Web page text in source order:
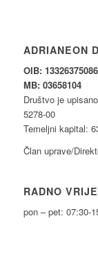
ADRIANEON
OIB: 13326375086
MB: 03658104
Društvo je
5278-00
Temeljni kapital:
Član uprave/
RADNO
pon – pet: 07:30-